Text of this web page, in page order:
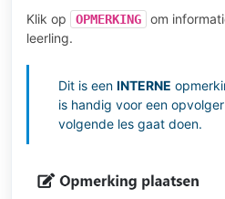
Klik op OPMERKING
om
leerling.
Dit is een INTERNE
is handig voor een
volgende les gaat doen.